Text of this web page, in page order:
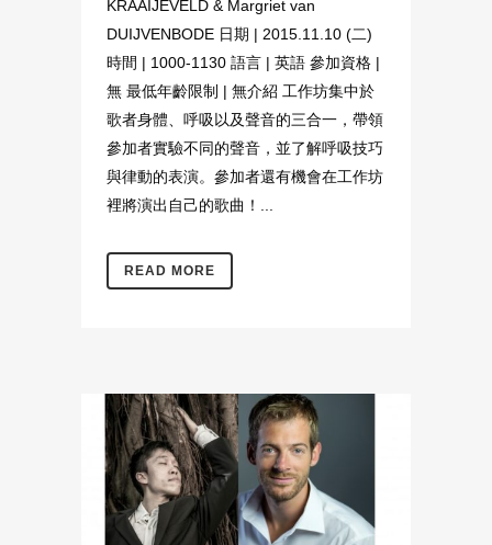
KRAAIJEVELD & Margriet van
DUIJVENBODE 日期 | 2015.11.10 (二)
時間 | 1000-1130 語言 | 英語 參加資格 |
無 最低年齡限制 | 無介紹 工作坊集中於
歌者身體、呼吸以及聲音的三合一，帶領
參加者實驗不同的聲音，並了解呼吸技巧
與律動的表演。參加者還有機會在工作坊
裡將演出自己的歌曲！...
READ MORE